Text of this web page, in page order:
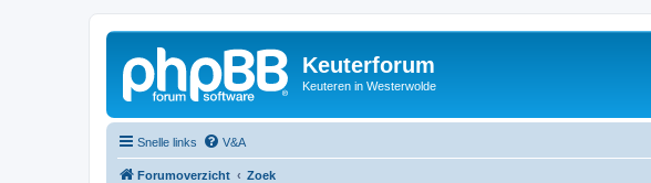
Keuterforum
Keuteren in Westerwolde
Snelle links V&A
Forumoverzicht Zoek